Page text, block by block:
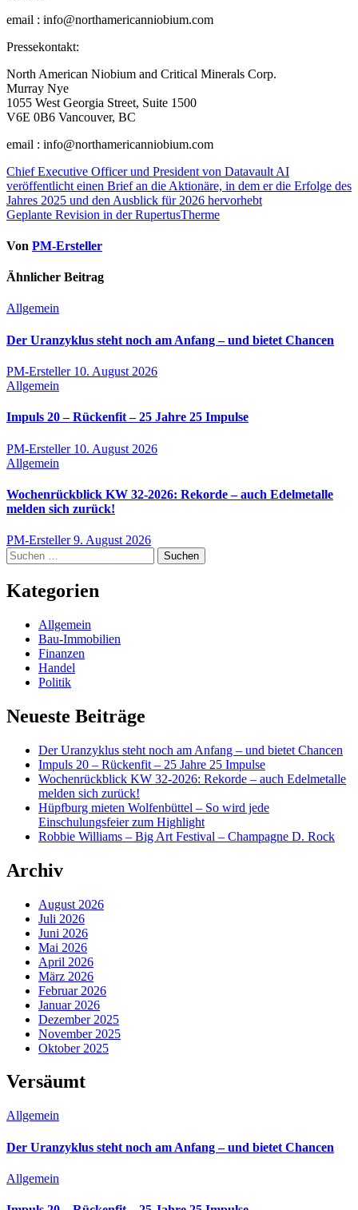
email : info@northamericanniobium.com
Pressekontakt:
North American Niobium and Critical Minerals Corp.
Murray Nye
1055 West Georgia Street, Suite 1500
V6E 0B6 Vancouver, BC
email : info@northamericanniobium.com
Beitragsnavigation
Chief Executive Officer und President von Datavault AI
veröffentlicht einen Brief an die Aktionäre, in dem er die Erfolge des
Jahres 2025 und den Ausblick für 2026 hervorhebt
Geplante Revision in der RupertusTherme
Von PM-Ersteller
Ähnlicher Beitrag
Allgemein
Der Uranzyklus steht noch am Anfang – und bietet Chancen
PM-Ersteller 10. August 2026
Allgemein
Impuls 20 – Rückenfit – 25 Jahre 25 Impulse
PM-Ersteller 10. August 2026
Allgemein
Wochenrückblick KW 32-2026: Rekorde – auch Edelmetalle
melden sich zurück!
PM-Ersteller9. August 2026
Suchen
nach:
Kategorien
Allgemein
Bau-Immobilien
Finanzen
Handel
Politik
Neueste Beiträge
Der Uranzyklus steht noch am Anfang – und bietet Chancen
Impuls 20 – Rückenfit – 25 Jahre 25 Impulse
Wochenrückblick KW 32-2026: Rekorde – auch Edelmetalle
melden sich zurück!
Hüpfburg mieten Wolfenbüttel – So wird jede
Einschulungsfeier zum Highlight
Robbie Williams – Big Art Festival – Champagne D. Rock
Archiv
August 2026
Juli 2026
Juni 2026
Mai 2026
April 2026
März 2026
Februar 2026
Januar 2026
Dezember 2025
November 2025
Oktober 2025
Versäumt
Allgemein
Der Uranzyklus steht noch am Anfang – und bietet Chancen
Allgemein